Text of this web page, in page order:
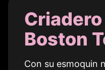
Boston
Con su esmoquin